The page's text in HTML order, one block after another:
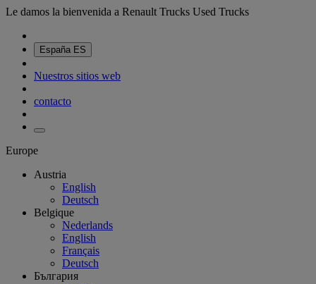
Le damos la bienvenida a Renault Trucks Used Trucks
España ES
Nuestros sitios web
contacto
Europe
Austria
English
Deutsch
Belgique
Nederlands
English
Français
Deutsch
България